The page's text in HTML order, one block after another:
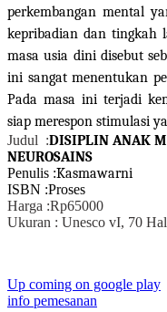
perkembangan mental
kepribadian dan tingkah
masa usia dini disebut
ini sangat menentukan
Pada masa ini terjadi
siap merespon stimulasi
Judul :DISIPLIN ANAK
NEUROSAINS
Penulis :Kasmawarni
ISBN :Proses
Harga :Rp65000
Ukuran : Unesco vI, 70 Hal
Up coming on google play
info pemesanan